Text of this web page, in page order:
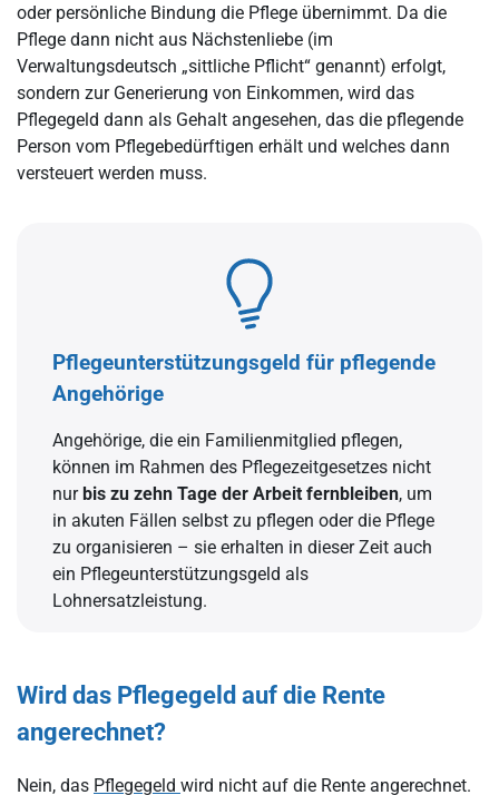
oder persönliche Bindung die Pflege übernimmt. Da die
Pflege dann nicht aus Nächstenliebe (im
Verwaltungsdeutsch „sittliche Pflicht“ genannt) erfolgt,
sondern zur Generierung von Einkommen, wird das
Pflegegeld dann als Gehalt angesehen, das die pflegende
Person vom Pflegebedürftigen erhält und welches dann
versteuert werden muss.
Pflegeunterstützungsgeld für pflegende
Angehörige
Angehörige, die ein Familienmitglied pflegen,
können im Rahmen des Pflegezeitgesetzes nicht
nurbis zu zehn Tage der Arbeit fernbleiben, um
in akuten Fällen selbst zu pflegen oder die Pflege
zu organisieren – sie erhalten in dieser Zeit auch
ein Pflegeunterstützungsgeld als
Lohnersatzleistung.
Wird das Pflegegeld auf die Rente
angerechnet?
Nein, das Pflegegeld wird nicht auf die Rente angerechnet.